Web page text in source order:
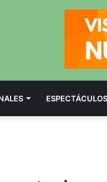
ESPECTÁCULOS